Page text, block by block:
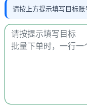
请按上方提示填写目标账